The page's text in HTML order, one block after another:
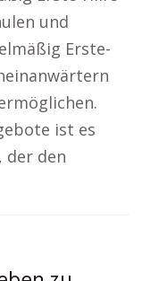
und
Erste-
ist es
der den